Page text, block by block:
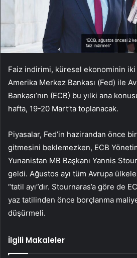
Faiz indirimi, küresel ekonominin
Amerika Merkez Bankası (Fed) ile
Bankası’nın (ECB) bu yılki ana
hafta, 19-20 Mart’ta toplanacak.
Piyasalar, Fed’in hazirandan önce
gitmesini beklemezken, ECB
Yunanistan MB Başkanı Yannis
geldi. Ağustos ayı tüm Avrupa
“tatil ayı”dır. Stournaras’a göre de
yaz tatilinden önce borçlanma
düşürmeli.
İlgili Makaleler